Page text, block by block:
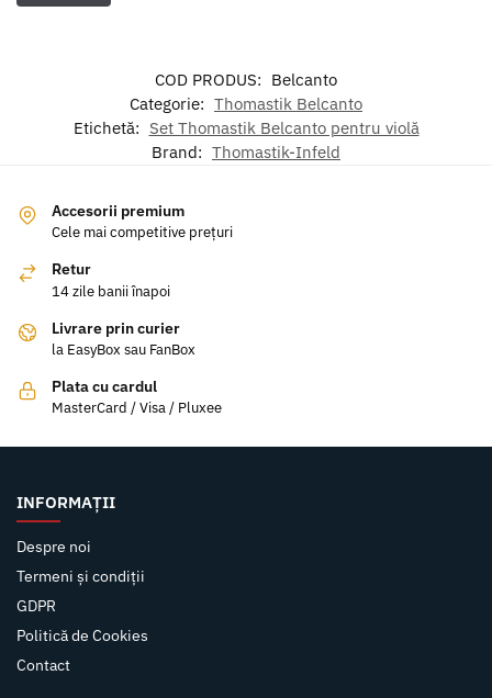
COD PRODUS: Belcanto
Categorie: Thomastik Belcanto
Etichetă: Set Thomastik Belcanto pentru violă
Brand: Thomastik-Infeld
Accesorii premium
Cele mai competitive prețuri
Retur
14 zile banii înapoi
Livrare prin curier
la EasyBox sau FanBox
Plata cu cardul
MasterCard / Visa / Pluxee
INFORMAȚII
Despre noi
Termeni și condiții
GDPR
Politică de Cookies
Contact